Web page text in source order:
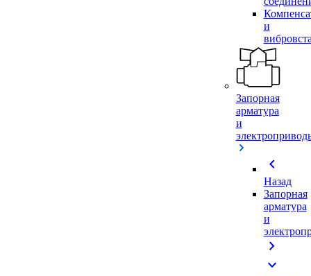
и
Запорная
арматура
и
chevron_left
Назад
Запорная
арматура
и
chevron_right
expand_more